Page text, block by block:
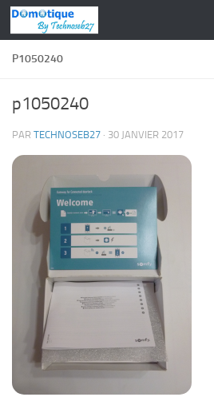
Skip to content
P1050240
p1050240
PAR TECHNOSEB27 · 30 JANVIER 2017